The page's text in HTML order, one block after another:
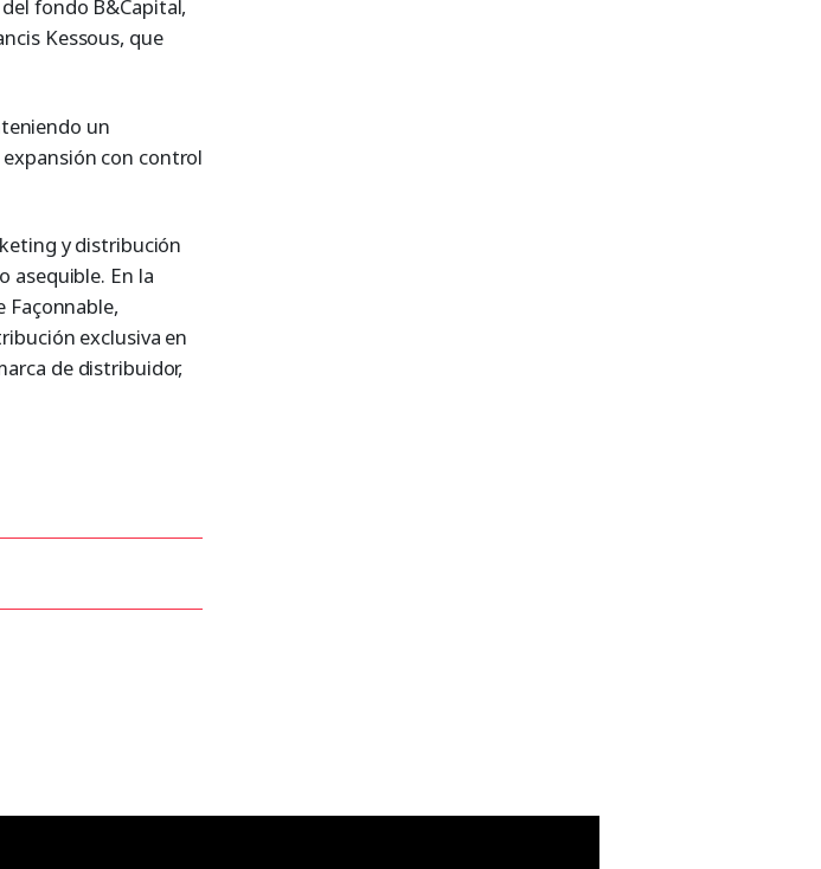
fondo B&Capital,
Kessous, que
un
con control
y distribución
asequible. En la
Façonnable,
exclusiva en
de distribuidor,